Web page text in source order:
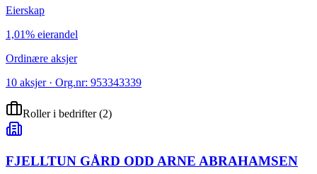
Eierskap
1,01% eierandel
Ordinære aksjer
10 aksjer · Org.nr: 953343339
Roller i bedrifter(2)
FJELLTUN GÅRD ODD ARNE ABRAHAMSEN